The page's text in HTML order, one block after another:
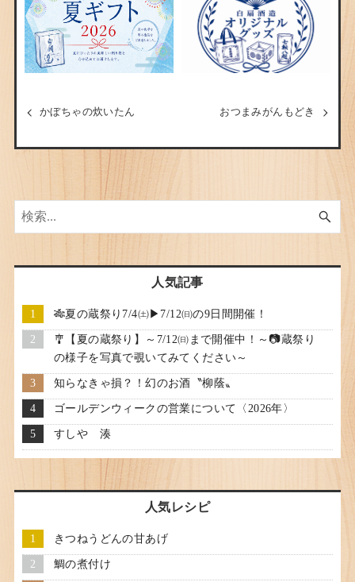
かぼちゃの炊いたん おつまみがんもどき
人気記事
🎋夏の蔵祭り7/4㈯▶7/12㈰の9日間開催！
🎐【夏の蔵祭り】～7/12㈰まで開催中！～📷蔵祭り
の様子を写真で覗いてみてください～
知らなきゃ損？！幻のお酒〝柳蔭〟
ゴールデンウィークの営業について〈2026年〉
すしや 湊
人気レシピ
きつねうどんの甘あげ
鯛の煮付け